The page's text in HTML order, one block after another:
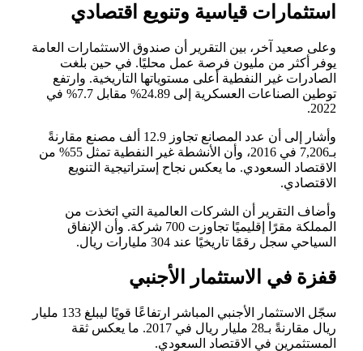
استثمارات قياسية وتنويع اقتصادي
وعلى صعيد آخر، بين التقرير أن صندوق الاستثمارات العامة
يوفر أكثر من مليون فرصة عمل محليًا. في حين بلغت
الصادرات غير النفطية أعلى مستوياتها التاريخية. وارتفع
توطين الصناعات العسكرية إلى 24.89% مقابل 7.7% في
2022.
وأشار إلى أن عدد المصانع تجاوز 12.9 ألف مصنع مقارنةً
بـ7,206 في 2016، وأن الأنشطة غير النفطية تمثل 55% من
الاقتصاد السعودي. ما يعكس نجاح إستراتيجية التنويع
الاقتصادي.
وأضاف التقرير أن الشركات العالمية التي اتخذت من
المملكة مقرًا إقليميًا تجاوزت 700 شركة. وأن الإنفاق
السياحي سجل رقمًا تاريخيًا عند 304 مليارات ريال.
قفزة في الاستثمار الأجنبي
سجّل الاستثمار الأجنبي المباشر ارتفاعًا قويًا ليبلغ 133 مليار
ريال مقارنةً بـ28 مليار ريال في 2017. ما يعكس ثقة
المستثمرين في الاقتصاد السعودي.